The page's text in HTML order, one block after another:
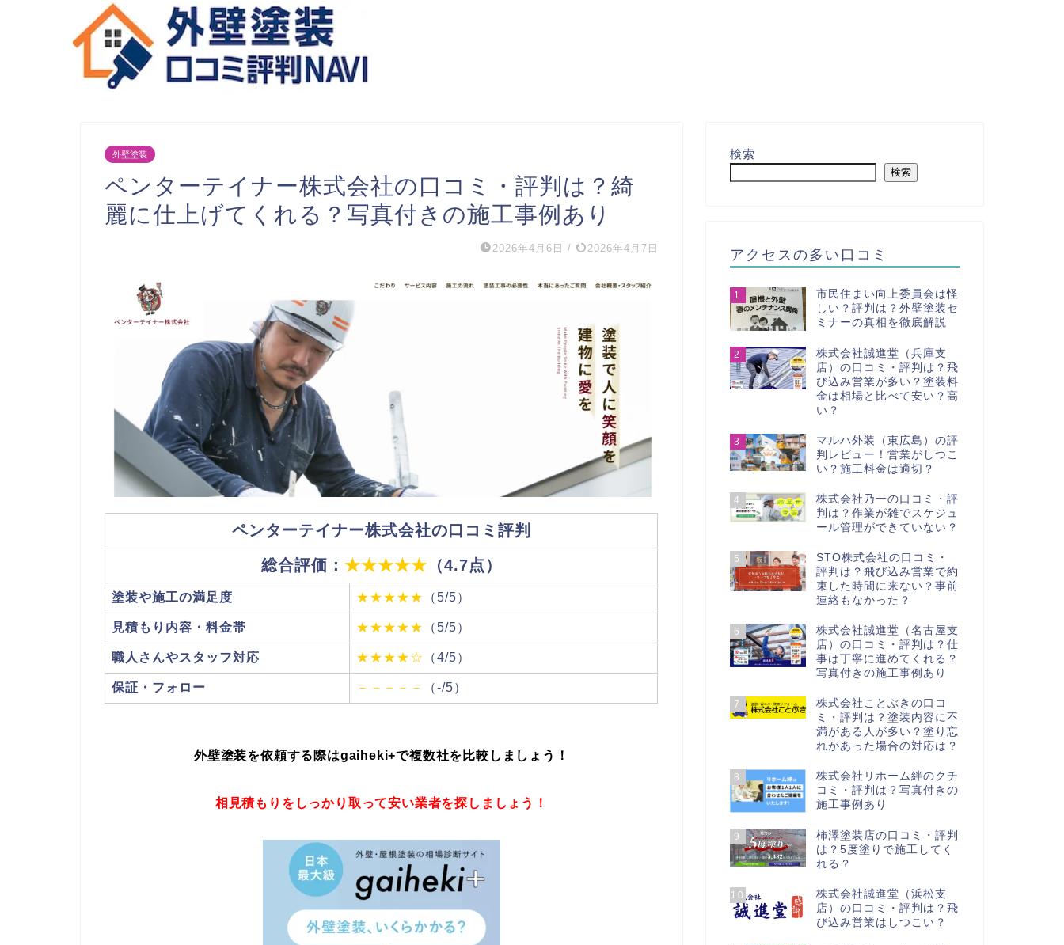
外壁塗装
ペンターテイナー株式会社の口コミ・評判は？綺
麗に仕上げてくれる？写真付きの施工事例あり
2026年4月6日 / 2026年4月7日
ペンターテイナー株式会社の口コミ評判
総合評価： ★★★★★ （4.7点）
塗装や施工の満足度 ★★★★★ （5/5）
見積もり内容・料金帯 ★★★★★ （5/5）
職人さんやスタッフ対応 ★★★★☆ （4/5）
保証・フォロー －－－－－ （-/5）
外壁塗装を依頼する際はgaiheki+で複数社を比較しましょう！
相見積もりをしっかり取って安い業者を探しましょう！
検索
検索
アクセスの多い口コミ
1
市民住まい向上委員会は怪
しい？評判は？外壁塗装セ
ミナーの真相を徹底解説
2
株式会社誠進堂（兵庫支
店）の口コミ・評判は？飛
び込み営業が多い？塗装料
金は相場と比べて安い？高
い？
3
マルハ外装（東広島）の評
判レビュー！営業がしつこ
い？施工料金は適切？
4
株式会社乃一の口コミ・評
判は？作業が雑でスケジュ
ール管理ができていない？
5
STO株式会社の口コミ・
評判は？飛び込み営業で約
束した時間に来ない？事前
連絡もなかった？
6
株式会社誠進堂（名古屋支
店）の口コミ・評判は？仕
事は丁寧に進めてくれる？
写真付きの施工事例あり
7
株式会社ことぶきの口コ
ミ・評判は？塗装内容に不
満がある人が多い？塗り忘
れがあった場合の対応は？
8
株式会社リホーム絆のクチ
コミ・評判は？写真付きの
施工事例あり
9
柿澤塗装店の口コミ・評判
は？5度塗りで施工してく
れる？
10
株式会社誠進堂（浜松支
店）の口コミ・評判は？飛
び込み営業はしつこい？